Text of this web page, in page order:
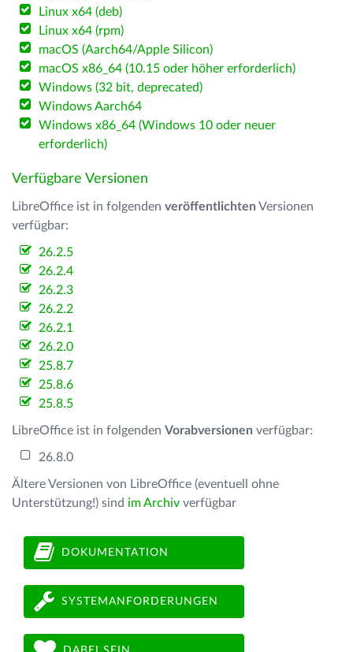
Linux x64 (deb)
Linux x64 (rpm)
macOS (Aarch64/Apple Silicon)
macOS x86_64 (10.15 oder höher erforderlich)
Windows (32 bit, deprecated)
Windows Aarch64
Windows x86_64 (Windows 10 oder neuer
erforderlich)
Verfügbare Versionen
LibreOffice ist in folgenden veröffentlichten Versionen
verfügbar:
26.2.5
26.2.4
26.2.3
26.2.2
26.2.1
26.2.0
25.8.7
25.8.6
25.8.5
LibreOffice ist in folgenden Vorabversionen verfügbar:
26.8.0
Ältere Versionen von LibreOffice (eventuell ohne
Unterstützung!) sind im Archiv verfügbar
DOKUMENTATION
SYSTEMANFORDERUNGEN